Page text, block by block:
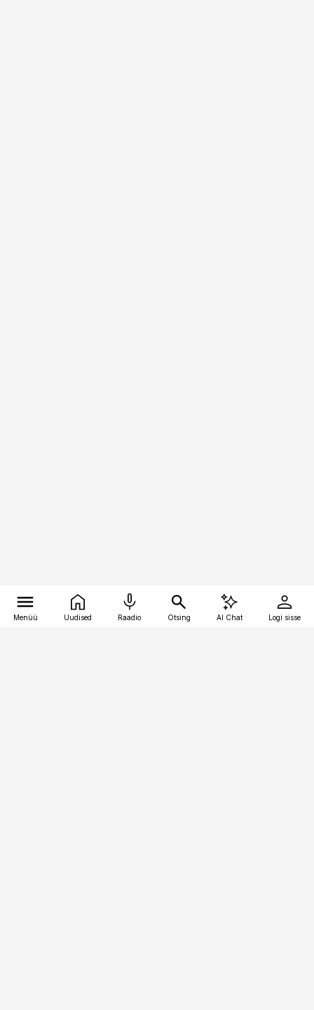
Menüü Uudised Raadio Otsing AI Chat Logi sisse